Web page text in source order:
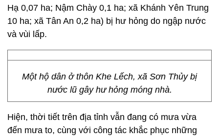
Hạ 0,07 ha; Nậm Chày 0,1 ha; xã Khánh Yên Trung
10 ha; xã Tân An 0,2 ha) bị hư hỏng do ngập nước
và vùi lấp.
Một hộ dân ở thôn Khe Lếch, xã Sơn Thủy bị
nước lũ gây hư hỏng móng nhà.
Hiện, thời tiết trên địa tỉnh vẫn đang có mưa vừa
đến mưa to, cùng với công tác khắc phục những